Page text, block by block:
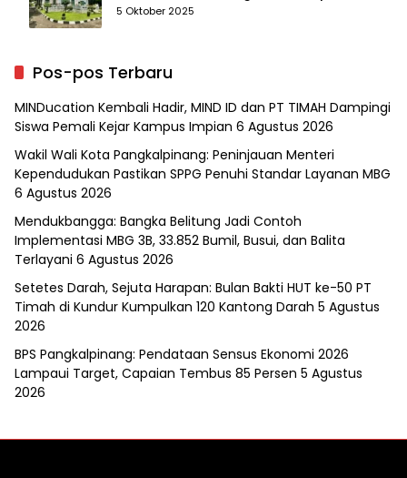
yang Mengubah Arah Bangsa
5 Oktober 2025
Pos-pos Terbaru
MINDucation Kembali Hadir, MIND ID dan PT TIMAH Dampingi
Siswa Pemali Kejar Kampus Impian 6 Agustus 2026
Wakil Wali Kota Pangkalpinang: Peninjauan Menteri
Kependudukan Pastikan SPPG Penuhi Standar Layanan MBG
6 Agustus 2026
Mendukbangga: Bangka Belitung Jadi Contoh
Implementasi MBG 3B, 33.852 Bumil, Busui, dan Balita
Terlayani 6 Agustus 2026
Setetes Darah, Sejuta Harapan: Bulan Bakti HUT ke-50 PT
Timah di Kundur Kumpulkan 120 Kantong Darah 5 Agustus
2026
BPS Pangkalpinang: Pendataan Sensus Ekonomi 2026
Lampaui Target, Capaian Tembus 85 Persen 5 Agustus
2026